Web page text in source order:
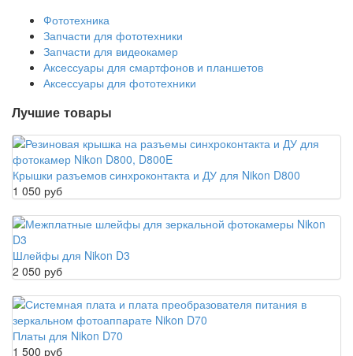
Фототехника
Запчасти для фототехники
Запчасти для видеокамер
Аксессуары для смартфонов и планшетов
Аксессуары для фототехники
Лучшие товары
Крышки разъемов синхроконтакта и ДУ для Nikon D800
1 050 руб
Шлейфы для Nikon D3
2 050 руб
Платы для Nikon D70
1 500 руб